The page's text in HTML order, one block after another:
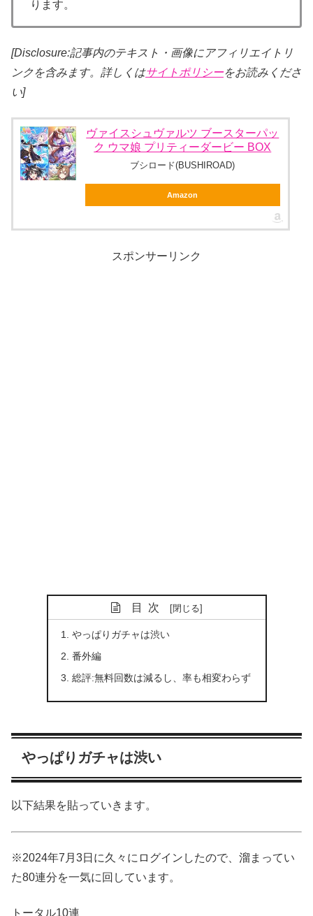
ります。
[Disclosure:記事内のテキスト・画像にアフィリエイトリ
ンクを含みます。詳しくはサイトポリシーをお読みくださ
い]
ヴァイスシュヴァルツ ブースターパッ
ク ウマ娘 プリティーダービー BOX
ブシロード(BUSHIROAD)
Amazon
スポンサーリンク
目次
やっぱりガチャは渋い
番外編
総評:無料回数は減るし、率も相変わらず
やっぱりガチャは渋い
以下結果を貼っていきます。
※2024年7月3日に久々にログインしたので、溜まってい
た80連分を一気に回しています。
トータル10連